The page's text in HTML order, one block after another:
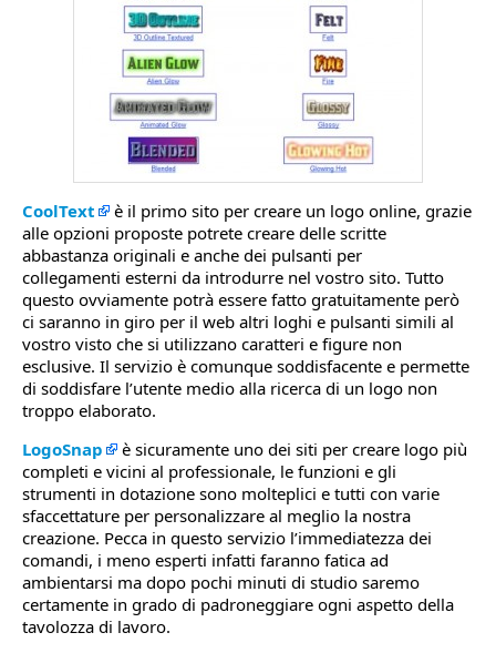
CoolText
è il primo sito per creare un logo online, grazie
alle opzioni proposte potrete creare delle scritte
abbastanza originali e anche dei pulsanti per
collegamenti esterni da introdurre nel vostro sito. Tutto
questo ovviamente potrà essere fatto gratuitamente però
ci saranno in giro per il web altri loghi e pulsanti simili al
vostro visto che si utilizzano caratteri e figure non
esclusive. Il servizio è comunque soddisfacente e permette
di soddisfare l’utente medio alla ricerca di un logo non
troppo elaborato.
LogoSnap
è sicuramente uno dei siti per creare logo più
completi e vicini al professionale, le funzioni e gli
strumenti in dotazione sono molteplici e tutti con varie
sfaccettature per personalizzare al meglio la nostra
creazione. Pecca in questo servizio l’immediatezza dei
comandi, i meno esperti infatti faranno fatica ad
ambientarsi ma dopo pochi minuti di studio saremo
certamente in grado di padroneggiare ogni aspetto della
tavolozza di lavoro.